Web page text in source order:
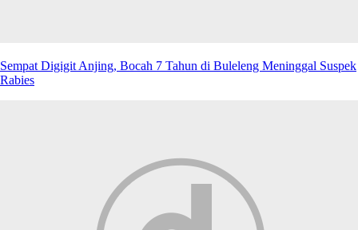
Sempat Digigit Anjing, Bocah 7 Tahun di Buleleng Meninggal Suspek
Rabies